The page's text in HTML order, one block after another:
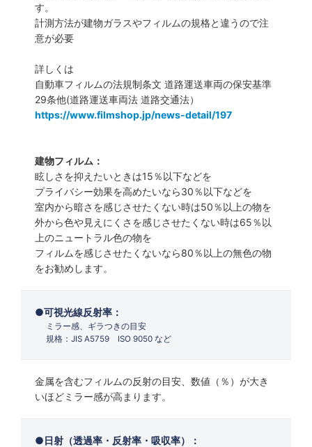
す。
計測方法が建物ガラスやフィルムの規格と違うので注
意が必要
詳しくは
自動車フィルムの法規制条文 道路運送車両の保安基準
29条他(道路運送車両法 道路交通法）
https://www.filmshop.jp/news-detail/197
建物フィルム：
眩しさを抑えたいときは15％以下などを
プライバシー効果を高めたいなら30％以下などを
室内から暗さを感じさせたくない時は50％以上の物を
外から色や見えにくさを感じさせたくない時は65％以
上のニュートラル色の物を
フィルムを感じさせたくないなら80％以上の無色の物
をお勧めします。
可視光線反射率：
ミラー感、ギラつきの目安
規格：JIS A5759 ISO 9050 など
金属を含むフィルムの反射の目安、数値（％）が大き
いほどミラー感が高まります。
日射（透過率・反射率・吸収率）：